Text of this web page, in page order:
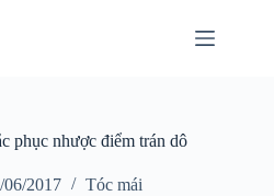
phục nhược điểm trán dô
06/2017 Tóc mái